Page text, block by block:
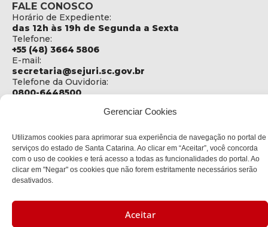
Gerenciar Cookies
Utilizamos cookies para aprimorar sua experiência de navegação no portal de
serviços do estado de Santa Catarina. Ao clicar em “Aceitar”, você concorda
com o uso de cookies e terá acesso a todas as funcionalidades do portal. Ao
clicar em "Negar" os cookies que não forem estritamente necessários serão
desativados.
Aceitar
FALE CONOSCO
Horário de Expediente:
das 12h às 19h de Segunda a Sexta
Telefone:
+55 (48) 3664 5806
E-mail:
secretaria@sejuri.sc.gov.br
Telefone da Ouvidoria:
0800-6448500
Social
Rua Fúlvio Aducci, 1214 - Loja 06
Bairro:
Estreito - Florianópolis - SC
88075-000